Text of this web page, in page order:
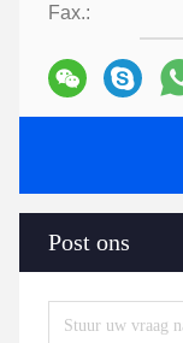
Fax.:
Post ons